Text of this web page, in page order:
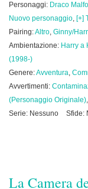
Personaggi: Draco
Nuovo personaggio, [+]
Pairing:Altro, Ginny/
Ambientazione: Harry a
(1998-)
Genere:Avventura,
Avvertimenti:
(Personaggio Originale),
Serie: Nessuno
Sfide:
La Camera